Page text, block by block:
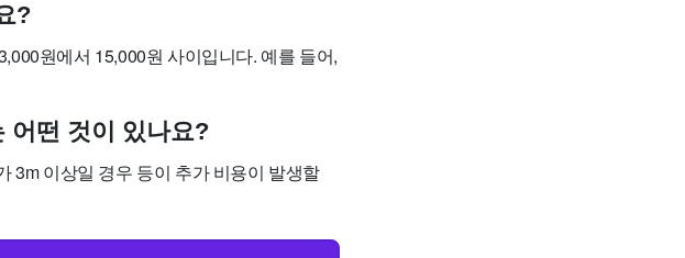
?
원에서 15,000원 사이입니다. 예를 들어,
어떤 것이 있나요?
3m 이상일 경우 등이 추가 비용이 발생할